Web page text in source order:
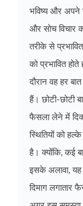
भविष्य और अपने
और सोच विचार
तरीके से
को प्रभावित
दौरान वह हर
हैं। छोटी-छोटी
फैसला लेने में
स्थितियों को
है। क्योंकि, कई
इसके अलावा,
दिमाग